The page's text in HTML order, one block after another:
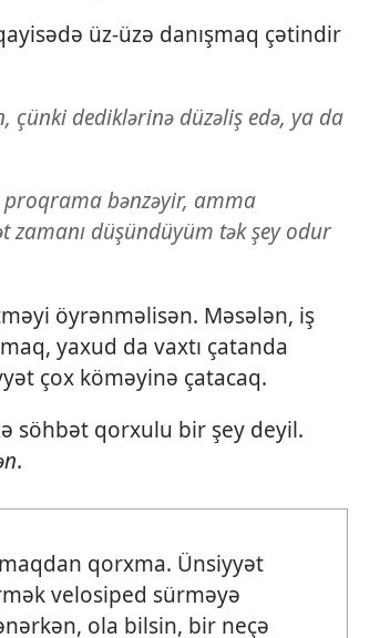
üz-üzə danışmaq çətindir
çünki dediklərinə düzəliş edə, ya da
proqrama bənzəyir, amma
zamanı düşündüyüm tək şey odur
öyrənməlisən. Məsələn, iş
yaxud da vaxtı çatanda
çox köməyinə çatacaq.
söhbət qorxulu bir şey deyil.
.
qorxma. Ünsiyyət
velosiped sürməyə
ola bilsin, bir neçə